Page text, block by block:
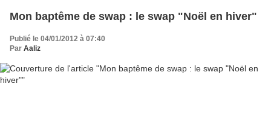
Mon baptême de swap : le swap "Noël en hiver"
Publié le 04/01/2012 à 07:40
Par Aaliz